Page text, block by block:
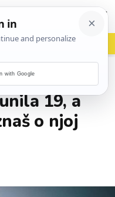
vrh! woot?!
19, a
o njoj
with Google